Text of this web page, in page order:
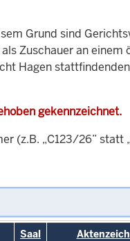
Grund sind
Zuschauer an
Hagen
gekennzeichnet.
(z.B. „C123/26” statt „
Saal